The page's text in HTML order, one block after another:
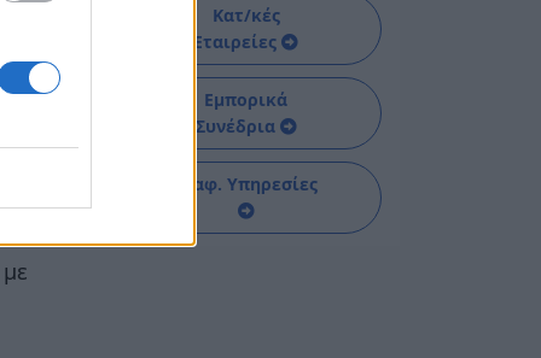
Κατ/κές
Εταιρείες
Εμπορικά
Συνέδρια
Διαφ. Υπηρεσίες